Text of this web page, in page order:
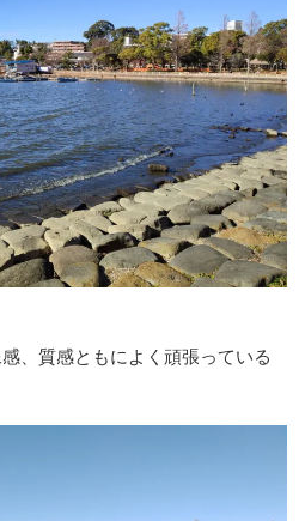
、質感ともによく頑張っている